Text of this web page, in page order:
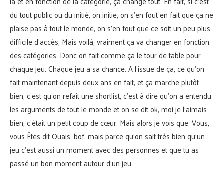
du tout public ou du initié, on initie, on s’en fout en fait que ça ne
plaise pas à tout le monde, on s’en fout que ce soit un peu plus
difficile d’accès, Mais voilà, vraiment ça va changer en fonction
des catégories. Donc on fait comme ça le tour de table pour
chaque jeu. Chaque jeu a sa chance. A l’issue de ça, ce qu’on
fait maintenant depuis deux ans en fait, et ça marche plutôt
bien, c’est qu’on refait une shortlist, c’est à dire qu’on a entendu
les arguments de tout le monde et on se dit ok, moi je l’aimais
bien, c’était un petit coup de cœur. Mais alors je vois que. Vous,
vous Êtes dit Ouais, bof, mais parce qu’on sait très bien qu’un
jeu c’est aussi un moment avec des personnes et que tu as
passé un bon moment autour d’un jeu.